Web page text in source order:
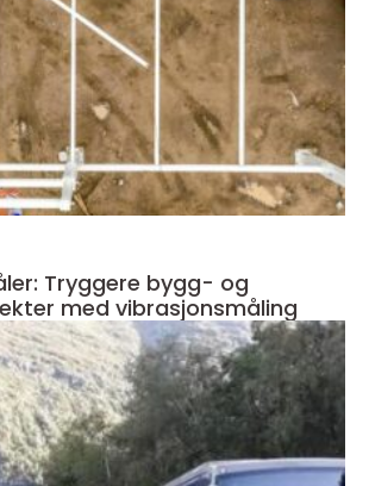
Tryggere bygg- og
med vibrasjonsmåling